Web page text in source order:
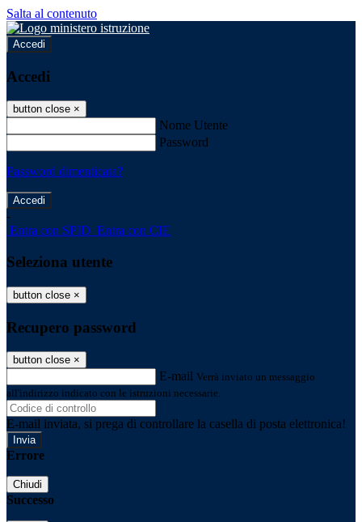
Salta al contenuto
Accedi
Accedi
button close ×
Nome Utente
Password
Password dimenticata?
-
Entra con SPID Entra con CIE
Seleziona utente
button close ×
Recupero password
button close ×
E-mail Verrà inviato un messaggio
all'indirizzo indicato con le istruzioni necessarie.
E-mail inviata, si prega di controllare la casella di posta elettronica!
Errore
Chiudi
Successo